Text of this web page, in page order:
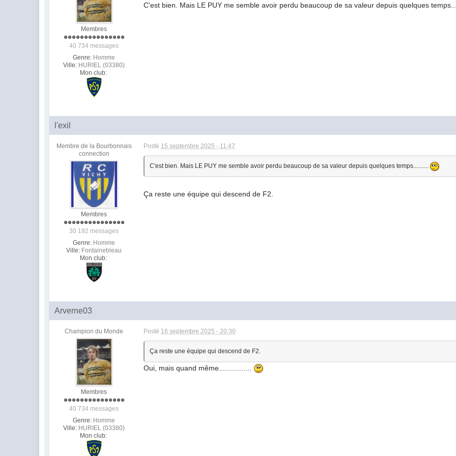
Membres
40 734 messages
Genre: Homme
Ville: HURIEL (03380)
Mon club:
C'est bien. Mais LE PUY me semble avoir perdu beaucoup de sa valeur depuis quelques
l'exil
Membre de la Bourbonnais
connection
Membres
30 192 messages
Genre: Homme
Ville: Fontainebleau
Mon club:
Posté 15 septembre 2025 - 11:47
C'est bien. Mais LE PUY me semble avoir perdu beaucoup de sa valeur depuis quelques temps..........
Ça reste une équipe qui descend de F2.
Arverne03
Champion du Monde
Membres
40 734 messages
Genre: Homme
Ville: HURIEL (03380)
Mon club:
Posté 16 septembre 2025 - 20:30
Ça reste une équipe qui descend de F2.
Oui, mais quand même................